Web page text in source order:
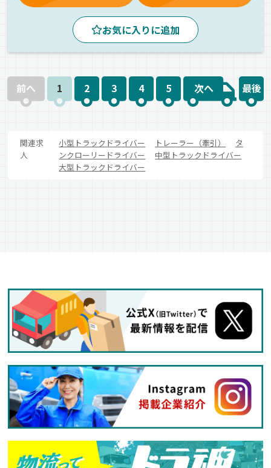
お気に入りに追加
前へ 1 2 3 4 5 次へ 最後
関連求
人
小型トラックドライバー トレーラー（牽引）
タ
ンクローリードライバー
中型トラックドライバー
大型トラックドライバー